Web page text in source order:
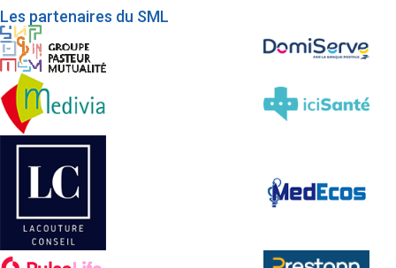
Les partenaires du SML